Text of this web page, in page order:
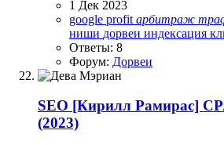
1 Дек 2023
google profit арбитраж
ниши дорвеи индексация
Ответы: 8
Форум: Дорвеи
SEO [Кирилл Рамирас]
(2023)